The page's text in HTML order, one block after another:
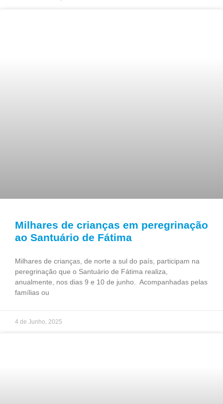
Milhares de crianças em peregrinação
ao Santuário de Fátima
Milhares de crianças, de norte a sul do país, participam na
peregrinação que o Santuário de Fátima realiza,
anualmente, nos dias 9 e 10 de junho. Acompanhadas pelas
famílias ou
4 de Junho, 2025